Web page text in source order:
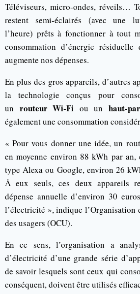
Téléviseurs, micro-ondes, réveils…
restent semi-éclairés (avec une
l’heure) prêts à fonctionner à tout
consommation d’énergie
augmente nos dépenses.
En plus des gros appareils, d’autres
la technologie conçus pour
unrouteur Wi-Fiou un haut-
également une consommation
« Pour vous donner une idée, un
en moyenne environ 88 kWh par
type Alexa ou Google, environ 26
À eux seuls, ces deux appareils
dépense annuelle d’environ 30
l’électricité », indique l’Organisation
des usagers (OCU).
En ce sens, l’organisation a
d’électricité d’une grande série
de savoir lesquels sont ceux qui
conséquent, doivent être utilisés